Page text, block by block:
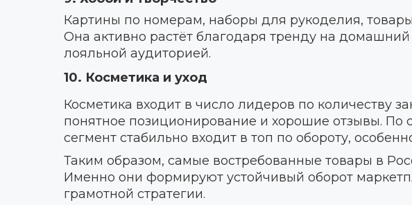
Картины по номерам, наборы для рукоделия,
Она активно растёт благодаря тренду на
лояльной аудиторией.
10. Косметика и уход
Косметика входит в число лидеров по количеству
понятное позиционирование и хорошие отзывы. По
сегмент стабильно входит в топ по обороту,
Таким образом, самые востребованные товары в
Именно они формируют устойчивый оборот
грамотной стратегии.